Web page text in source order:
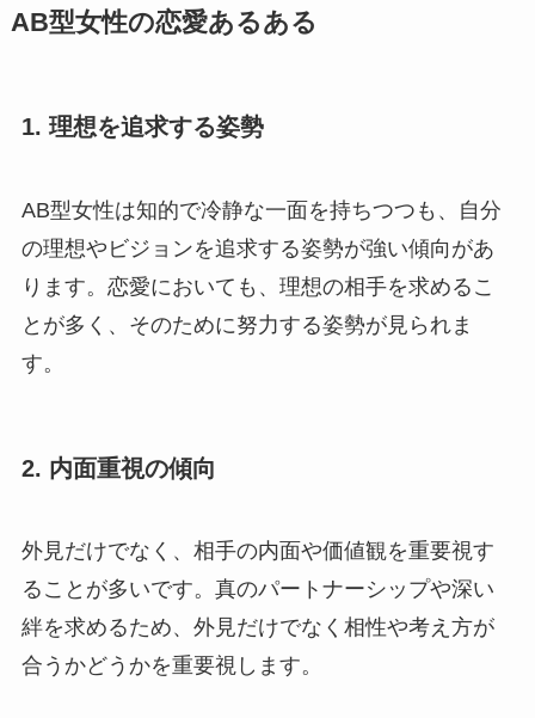
AB型女性の恋愛あるある
1. 理想を追求する姿勢
AB型女性は知的で冷静な一面を持ちつつも、自分
の理想やビジョンを追求する姿勢が強い傾向があ
ります。恋愛においても、理想の相手を求めるこ
とが多く、そのために努力する姿勢が見られま
す。
2. 内面重視の傾向
外見だけでなく、相手の内面や価値観を重要視す
ることが多いです。真のパートナーシップや深い
絆を求めるため、外見だけでなく相性や考え方が
合うかどうかを重要視します。